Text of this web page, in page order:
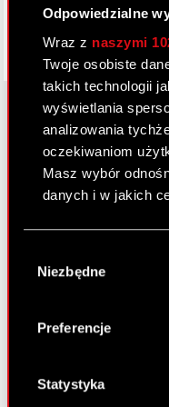
Odpowiedzialne
Wraz z naszymi
Twoje osobiste
takich technologii
wyświetlania
analizowania
oczekiwaniom
Masz wybór
danych i w jakich
Gromadzić
lokalizacji
analizując
palca)
zgody
Niezbędne
Preferencje
Statystyka
O CD PROJEKT
Grupa
Nasz biznes
Inwestorzy
Media